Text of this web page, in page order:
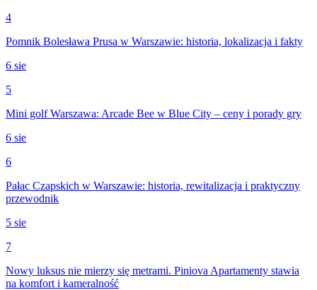
4
Pomnik Bolesława Prusa w Warszawie: historia, lokalizacja i fakty
6 sie
5
Mini golf Warszawa: Arcade Bee w Blue City – ceny i porady gry
6 sie
6
Pałac Czapskich w Warszawie: historia, rewitalizacja i praktyczny
przewodnik
5 sie
7
Nowy luksus nie mierzy się metrami. Piniova Apartamenty stawia
na komfort i kameralność